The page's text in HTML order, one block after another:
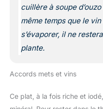
cuillère à soupe
même temps que le
s’évaporer, il ne
plante.
Accords mets et vins
Ce plat, à la fois riche et